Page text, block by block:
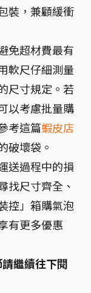
裝，兼顧緩衝
免超材費最有
軟尺仔細測量
尺寸規定。若
以考慮批量購
考這篇蝦皮店
破壞袋。
送過程中的損
找尺寸齊全、
控」箱購氣泡
有更多優惠
繼續往下閱